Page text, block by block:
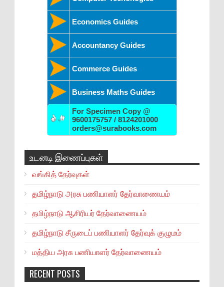
Economics Guides
Accountancy Guides
Commerce Guides
Business Maths Guides
For Specimen Copy @
9600175757 / 8124201000
orders@surabooks.com
உடனடி இணைப்புகள்
வங்கித் தேர்வுகள்
தமிழ்நாடு அரசு பணியாளர் தேர்வாணையம்
தமிழ்நாடு ஆசிரியர் தேர்வாணையம்
தமிழ்நாடு சீருடைப் பணியாளர் தேர்வுக் குழுமம்
மத்திய அரசு பணியாளர் தேர்வாணையம்
RECENT POSTS